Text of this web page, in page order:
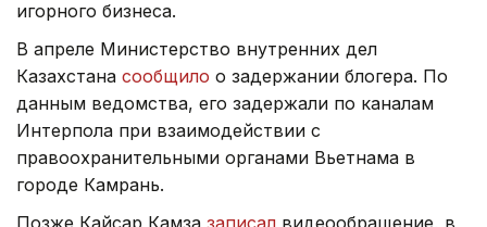
игорного бизнеса.
В апреле Министерство внутренних дел
Казахстана сообщило о задержании блогера. По
данным ведомства, его задержали по каналам
Интерпола при взаимодействии с
правоохранительными органами Вьетнама в
городе Камрань.